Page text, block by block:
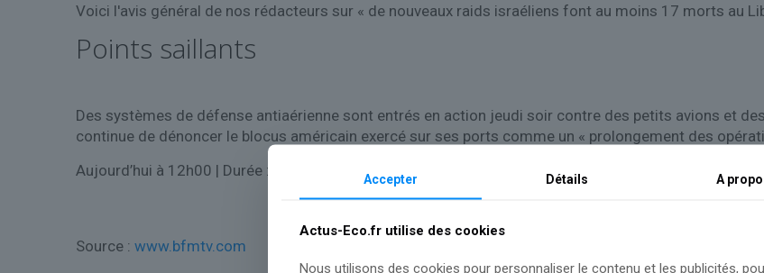
Voici l'avis général de nos rédacteurs sur « de nouveaux raids israéliens font au moins 17 morts au
Points saillants
Des systèmes de défense antiaérienne sont entrés en action jeudi soir contre des petits avions et des
continue de dénoncer le blocus américain exercé sur ses ports comme un « prolongement des
Aujourd’hui à 12h00 | Durée : 0:46
Source : www.bfmtv.com
Accepter Détails A
Actus-Eco.fr utilise des cookies
Nous utilisons des cookies pour personnaliser le contenu et les publicités,